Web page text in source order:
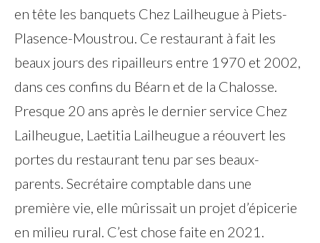
en tête les banquets Chez Lailheugue à Piets-
Plasence-Moustrou. Ce restaurant à fait les
beaux jours des ripailleurs entre 1970 et 2002,
dans ces confins du Béarn et de la Chalosse.
Presque 20 ans après le dernier service Chez
Lailheugue, Laetitia Lailheugue a réouvert les
portes du restaurant tenu par ses beaux-
parents. Secrétaire comptable dans une
première vie, elle mûrissait un projet d’épicerie
en milieu rural. C’est chose faite en 2021.